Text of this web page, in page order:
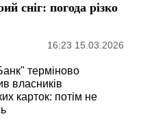
сніг: погода різко
16:23 15.03.2026
терміново
власників
карток: потім не